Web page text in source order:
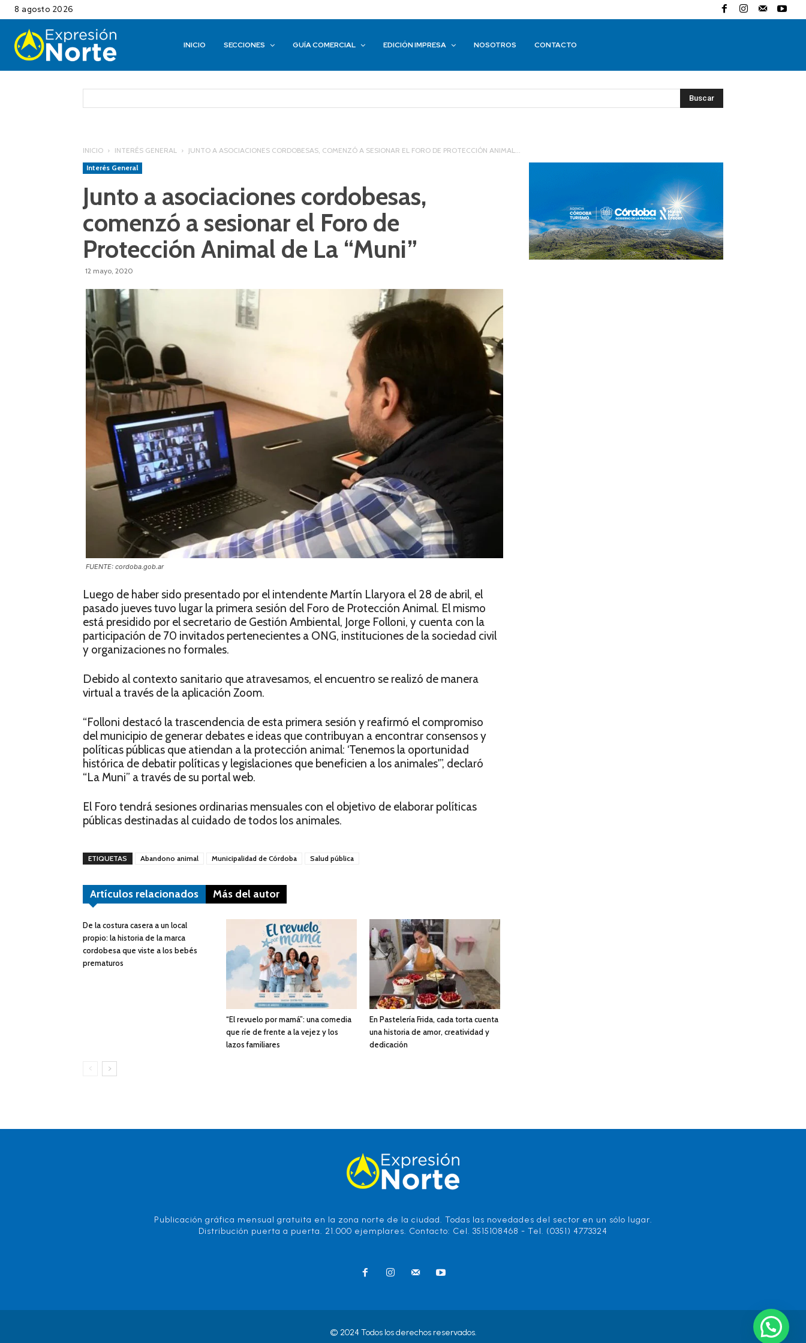
8 agosto 2026
INICIO SECCIONES GUÍA COMERCIAL EDICIÓN IMPRESA NOSOTROS CONTACTO
Buscar
INICIO INTERÉS GENERAL
JUNTO A ASOCIACIONES CORDOBESAS, COMENZÓ A SESIONAR EL FORO DE PROTECCIÓN ANIMAL...
Interés General
Junto a asociaciones cordobesas,
comenzó a sesionar el Foro de
Protección Animal de La “Muni”
12 mayo, 2020
FUENTE: cordoba.gob.ar
Luego de haber sido presentado por el intendente Martín Llaryora el 28 de abril, el
pasado jueves tuvo lugar la primera sesión del Foro de Protección Animal. El mismo
está presidido por el secretario de Gestión Ambiental, Jorge Folloni, y cuenta con la
participación de 70 invitados pertenecientes a ONG, instituciones de la sociedad civil
y organizaciones no formales.
Debido al contexto sanitario que atravesamos, el encuentro se realizó de manera
virtual a través de la aplicación Zoom.
“Folloni destacó la trascendencia de esta primera sesión y reafirmó el compromiso
del municipio de generar debates e ideas que contribuyan a encontrar consensos y
políticas públicas que atiendan a la protección animal: ‘Tenemos la oportunidad
histórica de debatir políticas y legislaciones que beneficien a los animales'”, declaró
“La Muni” a través de su portal web.
El Foro tendrá sesiones ordinarias mensuales con el objetivo de elaborar políticas
públicas destinadas al cuidado de todos los animales.
ETIQUETAS Abandono animal Municipalidad de Córdoba Salud pública
Artículos relacionados Más del autor
De la costura casera a un local
propio: la historia de la marca
cordobesa que viste a los bebés
prematuros
“El revuelo por mamá”: una comedia
que ríe de frente a la vejez y los
lazos familiares
En Pastelería Frida, cada torta cuenta
una historia de amor, creatividad y
dedicación
Publicación gráfica mensual gratuita en la zona norte de la ciudad. Todas las novedades del sector en un sólo lugar.
Distribución puerta a puerta. 21.000 ejemplares. Contacto: Cel. 3515108468 - Tel. (0351) 4773324
© 2024 Todos los derechos reservados.